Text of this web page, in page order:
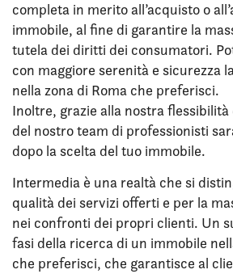
completa in merito all’acquisto o
immobile, al fine di garantire la
tutela dei diritti dei consumatori.
con maggiore serenità e sicurezza
nella zona di Roma che preferisci.
Inoltre, grazie alla nostra flessibilità
del nostro team di professionisti
dopo la scelta del tuo immobile.
Intermedia è una realtà che si
qualità dei servizi offerti e per la
nei confronti dei propri clienti. Un
fasi della ricerca di un immobile
che preferisci, che garantisce al